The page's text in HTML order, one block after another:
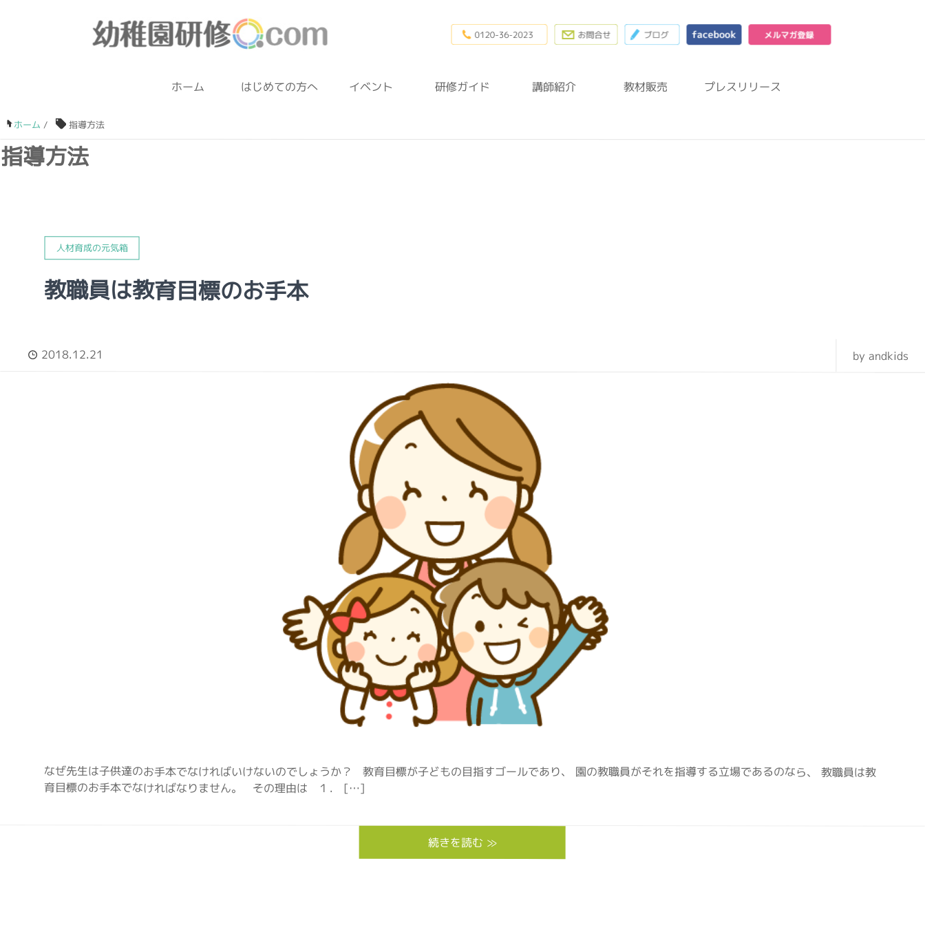
幼稚園研修.com
0120-36-2023 お問合わせフォーム
ブログ facebook
ホーム はじめての方へ イベント 研修ガイド 講師紹介 教材販売 プレスリリース
ホーム / 指導方法
指導方法
人材育成の元気箱
教職員は教育目標のお手本
2018.12.21 by andkids
なぜ先生は子供達のお手本でなければいけないのでしょうか？ 教育目標が子どもの目指すゴールであり、 園の教職員がそれを指導する立場であるのなら、 教職員は教
育目標のお手本でなければなりません。 その理由は １． […]
続きを読む ≫